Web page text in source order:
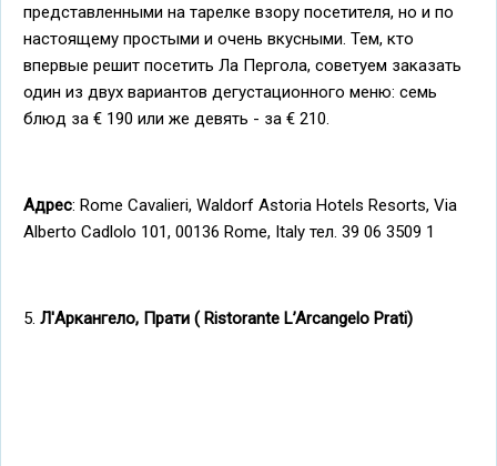
представленными на тарелке взору посетителя, но и по
настоящему простыми и очень вкусными. Тем, кто
впервые решит посетить Ла Пергола, советуем заказать
один из двух вариантов дегустационного меню: семь
блюд за € 190 или же девять - за € 210.
Адрес: Rome Cavalieri, Waldorf Astoria Hotels Resorts, Via
Alberto Cadlolo 101, 00136 Rome, Italy тел. 39 06 3509 1
5. Л'Аркангело, Прати ( Ristorante L’Arcangelo Prati)